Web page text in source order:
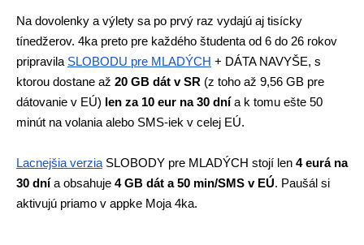
Na dovolenky a výlety sa po prvý raz vydajú aj tisícky
tínedžerov. 4ka preto pre každého študenta od 6 do 26 rokov
pripravila SLOBODU pre MLADÝCH + DÁTA NAVYŠE, s
ktorou dostane až 20 GB dát v SR (z toho až 9,56 GB pre
dátovanie v EÚ) len za 10 eur na 30 dní a k tomu ešte 50
minút na volania alebo SMS-iek v celej EÚ.
Lacnejšia verzia SLOBODY pre MLADÝCH stojí len 4 eurá na
30 dní a obsahuje 4 GB dát a 50 min/SMS v EÚ. Paušál si
aktivujú priamo v appke Moja 4ka.